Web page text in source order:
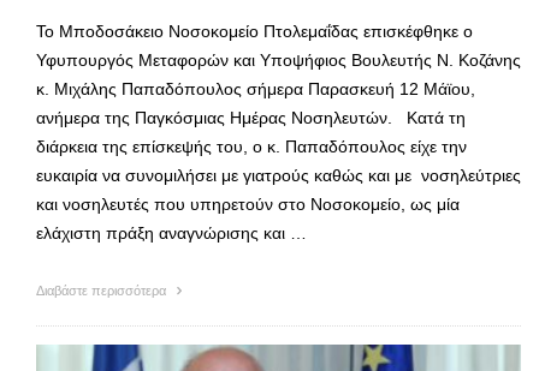
Το Μποδοσάκειο Νοσοκομείο Πτολεμαΐδας επισκέφθηκε ο
Υφυπουργός Μεταφορών και Υποψήφιος Βουλευτής Ν. Κοζάνης
κ. Μιχάλης Παπαδόπουλος σήμερα Παρασκευή 12 Μάϊου,
ανήμερα της Παγκόσμιας Ημέρας Νοσηλευτών. Κατά τη
διάρκεια της επίσκεψής του, ο κ. Παπαδόπουλος είχε την
ευκαιρία να συνομιλήσει με γιατρούς καθώς και με νοσηλεύτριες
και νοσηλευτές που υπηρετούν στο Νοσοκομείο, ως μία
ελάχιστη πράξη αναγνώρισης και …
Διαβάστε περισσότερα